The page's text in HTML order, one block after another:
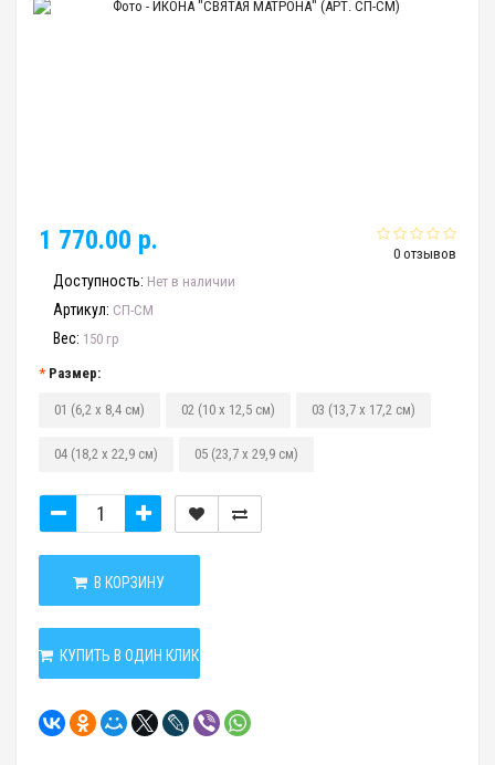
0 отзывов
1 770.00 р.
Доступность: Нет в наличии
Артикул: СП-СМ
Вес: 150 гр
Размер:
01 (6,2 х 8,4 см) 02 (10 х 12,5 см) 03 (13,7 х 17,2 см)
04 (18,2 х 22,9 см) 05 (23,7 х 29,9 см)
В КОРЗИНУ
КУПИТЬ В ОДИН КЛИК